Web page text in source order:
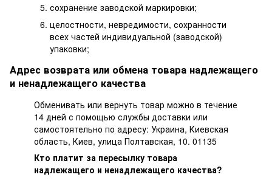
сохранение заводской маркировки;
целостности, невредимости, сохранности
всех частей индивидуальной (заводской)
упаковки;
Адрес возврата или обмена товара надлежащего
и ненадлежащего качества
Обменивать или вернуть товар можно в течение
14 дней с помощью службы доставки или
самостоятельно по адресу: Украина, Киевская
область, Киев, улица Полтавская, 10. 01135
Кто платит за пересылку товара
надлежащего и ненадлежащего качества?